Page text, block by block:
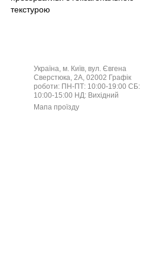
текстурою
Україна, м. Київ, вул. Євгена
Сверстюка, 2А, 02002 Графік
роботи: ПН-ПТ: 10:00-19:00 СБ:
10:00-15:00 НД: Вихідний
Мапа проїзду